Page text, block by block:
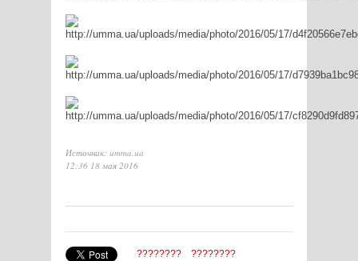
Источник: umma.ua
12:36 18 мая 2016
???????? ????????